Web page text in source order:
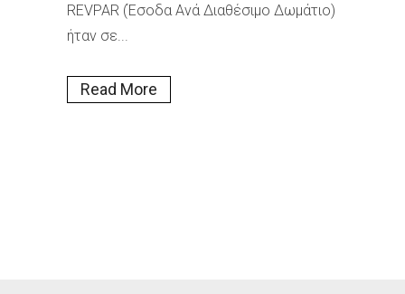
REVPAR (Έσοδα Ανά Διαθέσιμο Δωμάτιο)
ήταν σε...
Read More